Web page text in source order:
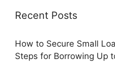
Recent Posts
How to Secure Small
Steps for Borrowing Up